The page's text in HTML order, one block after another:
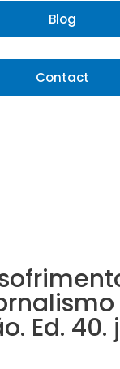
Blog
Contact
Ed.